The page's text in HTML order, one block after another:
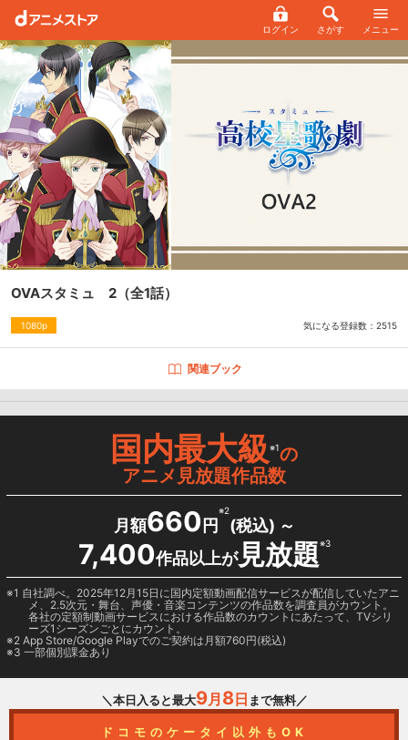
ログイン さがす メニュー
OVAスタミュ 2 （全1話）
1080p 気になる登録数： 2515
関連ブック
国内最大級※1の
アニメ見放題作品数
月額660 円
※2
(税込) ～
7,400作品以上が見放題※3
1 自社調べ。2025年12月15日に国内定額動画配信サービスが配信していたアニ
メ、2.5次元・舞台、声優・音楽コンテンツの作品数を調査員がカウント。
各社の定額制動画サービスにおける作品数のカウントにあたって、TVシリ
ーズ1シーズンごとにカウント。
2 App Store/Google Playでのご契約は月額760円(税込)
3 一部個別課金あり
＼本日入ると最大9月 8日 まで無料／
ドコモのケータイ以外もOK